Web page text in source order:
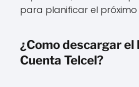
para planificar el próximo
¿Como descargar el
Cuenta Telcel?